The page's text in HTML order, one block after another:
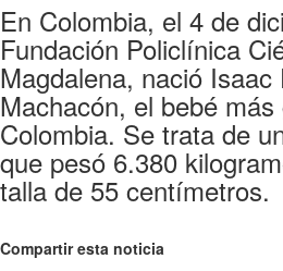
En Colombia, el 4 de
Fundación Policlínica
Magdalena, nació
Machacón, el bebé
Colombia. Se trata de
que pesó 6.380
talla de 55 centímetros.
Compartir esta noticia